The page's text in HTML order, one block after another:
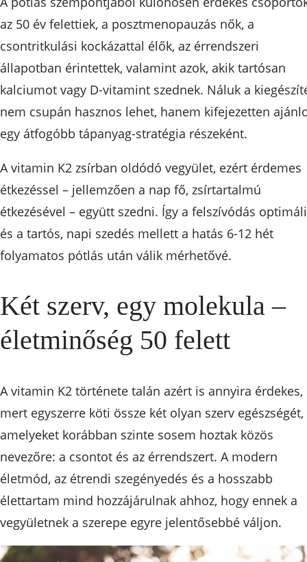
az 50 év felettiek, a posztmenopauzás nők, a
csontritkulási kockázattal élők, az érrendszeri
állapotban érintettek, valamint azok, akik tartósan
kalciumot vagy D-vitamint szednek. Náluk a
nem csupán hasznos lehet, hanem kifejezetten
egy átfogóbb tápanyag-stratégia részeként.
A vitamin K2 zsírban oldódó vegyület, ezért érdemes
étkezéssel – jellemzően a nap fő, zsírtartalmú
étkezésével – együtt szedni. Így a felszívódás
és a tartós, napi szedés mellett a hatás 6-12 hét
folyamatos pótlás után válik mérhetővé.
Két szerv, egy molekula –
életminőség 50 felett
A vitamin K2 története talán azért is annyira érdekes,
mert egyszerre köti össze két olyan szerv egészségét,
amelyeket korábban szinte sosem hoztak közös
nevezőre: a csontot és az érrendszert. A modern
életmód, az étrendi szegényedés és a hosszabb
élettartam mind hozzájárulnak ahhoz, hogy ennek a
vegyületnek a szerepe egyre jelentősebbé váljon.